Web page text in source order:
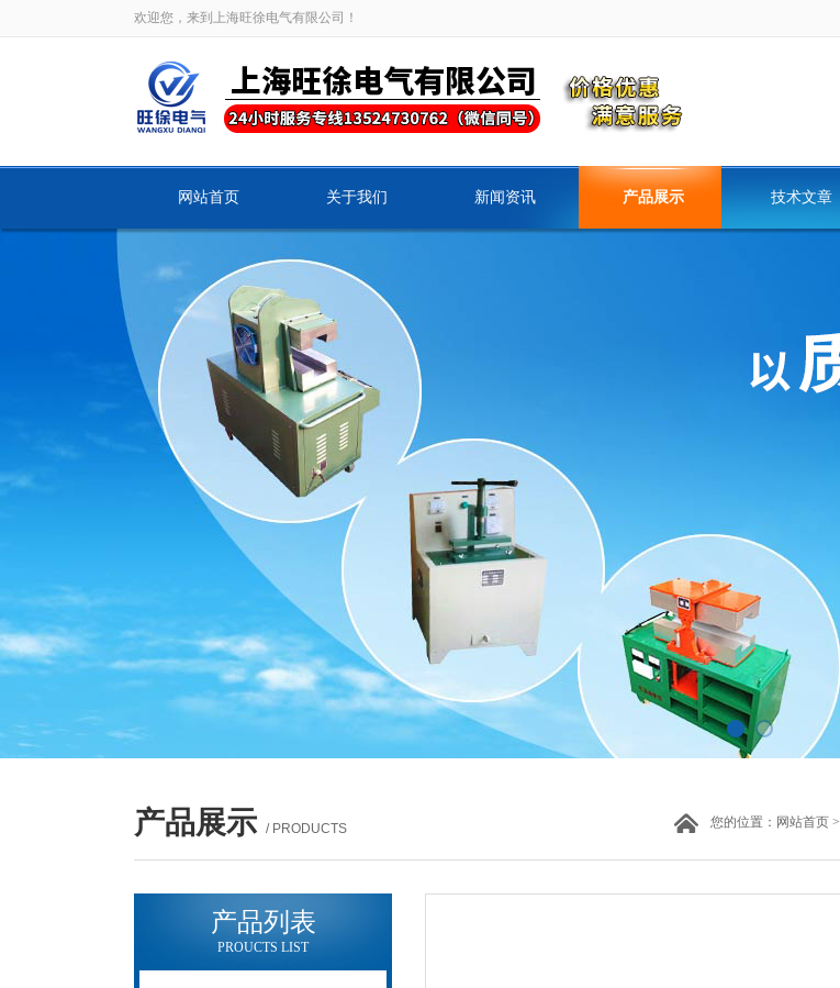
欢迎您，来到上海旺徐电气有限公司！
网站首页 关于我们 新闻资讯 产品展示 技术文章
产品展示 / PRODUCTS 您的位置： 网站首页 >
产品列表
PROUCTS LIST